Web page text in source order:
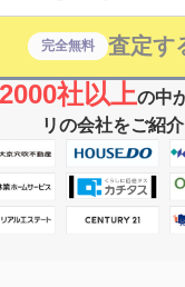
完全無料 査定す
2000社以上の中
リの会社をご紹介